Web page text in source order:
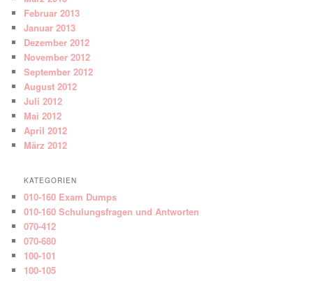
Februar 2013
Januar 2013
Dezember 2012
November 2012
September 2012
August 2012
Juli 2012
Mai 2012
April 2012
März 2012
KATEGORIEN
010-160 Exam Dumps
010-160 Schulungsfragen und Antworten
070-412
070-680
100-101
100-105